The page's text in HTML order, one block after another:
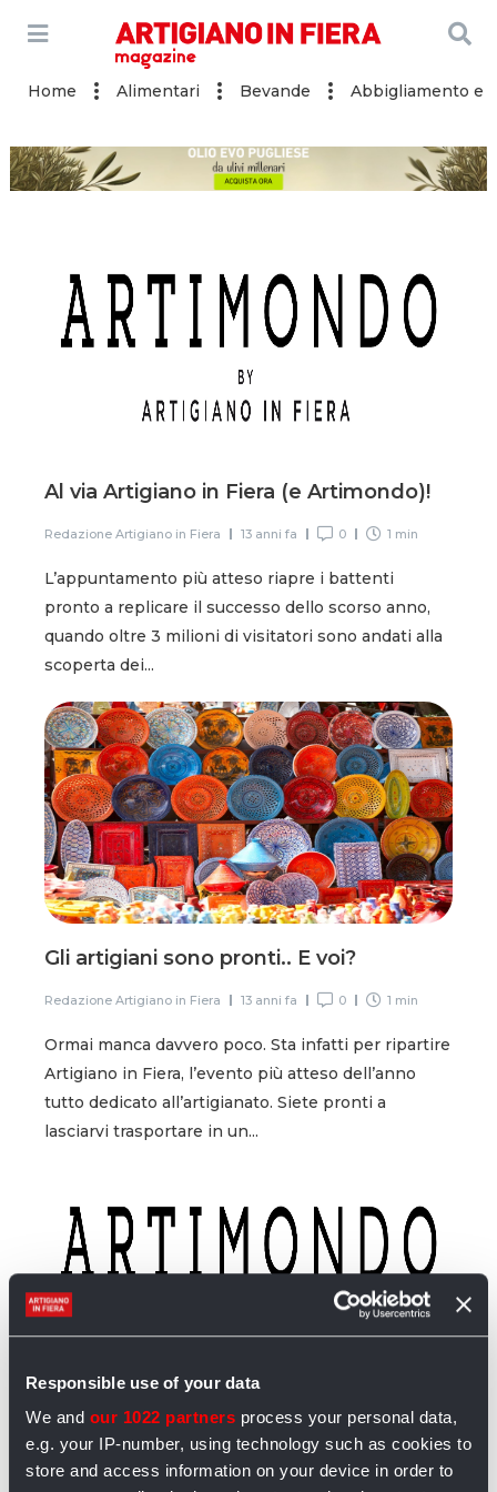
Responsible use of your data
We and our 1022 partners process your personal data,
e.g. your IP-number, using technology such as cookies to
store and access information on your device in order to
Home Alimentari Bevande Abbigliamento e
Al via Artigiano in Fiera (e Artimondo)!
Redazione Artigiano in Fiera 13 anni fa 0 1 min
L’appuntamento più atteso riapre i battenti
pronto a replicare il successo dello scorso anno,
quando oltre 3 milioni di visitatori sono andati alla
scoperta dei...
Gli artigiani sono pronti.. E voi?
Redazione Artigiano in Fiera 13 anni fa 0 1 min
Ormai manca davvero poco. Sta infatti per ripartire
Artigiano in Fiera, l’evento più atteso dell’anno
tutto dedicato all’artigianato. Siete pronti a
lasciarvi trasportare in un...
Tutti in piazza… digitale!
Redazione Artigiano in Fiera 13 anni fa 0 1 min